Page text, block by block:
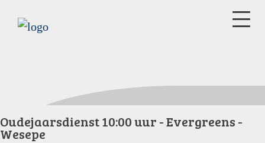
Oudejaarsdienst 10:00 uur - Evergreens -
Wesepe